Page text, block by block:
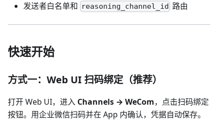
发送者白名单和 reasoning_channel_id 路由
快速开始
方式一：Web UI 扫码绑定（推荐）
打开 Web UI，进入 Channels → WeCom，点击扫码绑定
按钮。用企业微信扫码并在 App 内确认，凭据自动保存。